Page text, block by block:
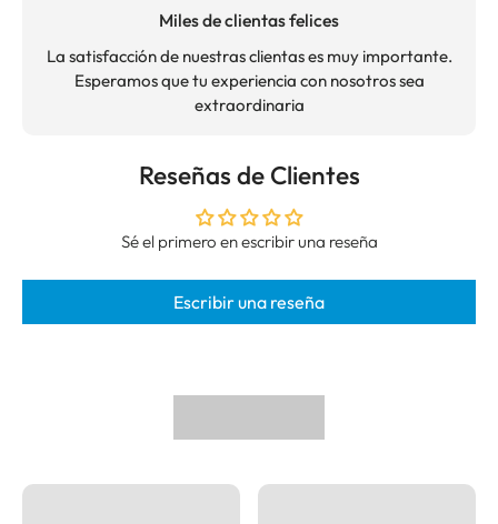
Miles de clientas felices
La satisfacción de nuestras clientas es muy importante.
Esperamos que tu experiencia con nosotros sea
extraordinaria
Reseñas de Clientes
Sé el primero en escribir una reseña
Escribir una reseña